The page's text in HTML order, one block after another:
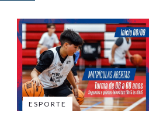
ESPORTE